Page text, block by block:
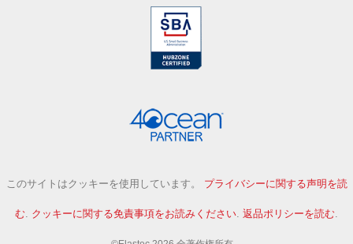
このサイトはクッキーを使用しています。 プライバシーに関する声明を読
む. クッキーに関する免責事項をお読みください. 返品ポリシーを読む.